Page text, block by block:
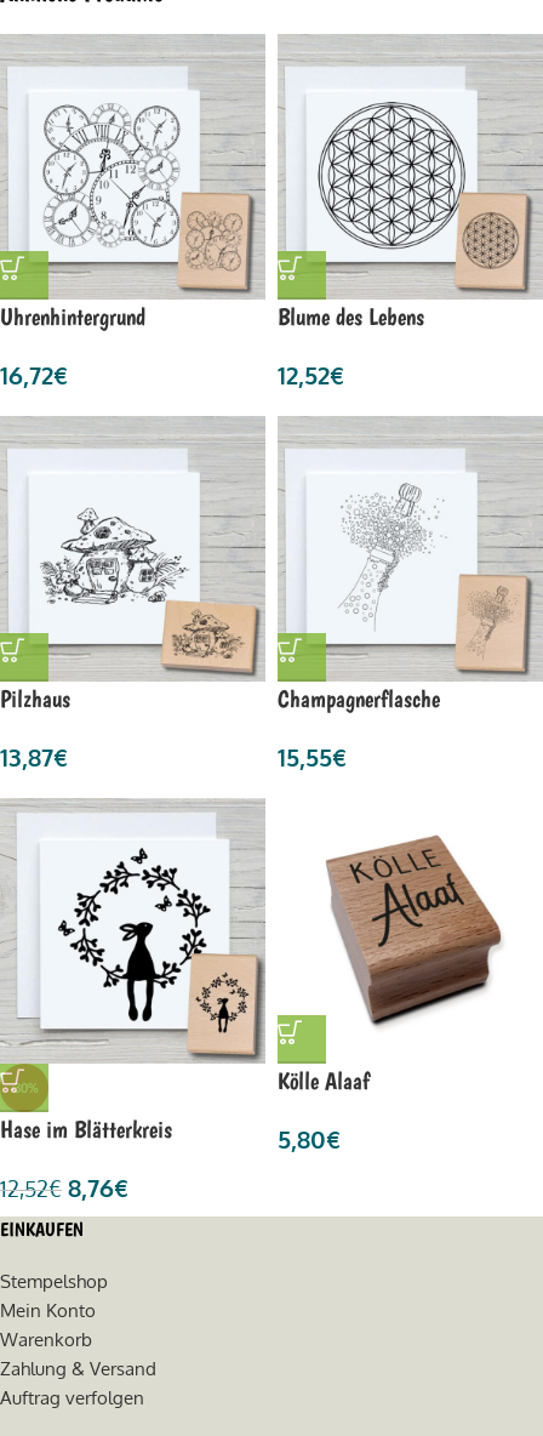
Uhrenhintergrund
16,72€
Blume des Lebens
12,52€
Pilzhaus
13,87€
Champagnerflasche
15,55€
-30%
Hase im Blätterkreis
12,52€ 8,76€
Kölle Alaaf
5,80€
EINKAUFEN
Stempelshop
Mein Konto
Warenkorb
Zahlung & Versand
Auftrag verfolgen